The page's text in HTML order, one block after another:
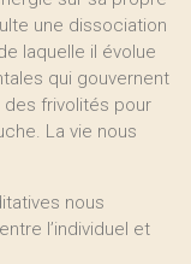
une dissociation
laquelle il évolue
qui gouvernent
des frivolités pour
La vie nous
nous
l’individuel et